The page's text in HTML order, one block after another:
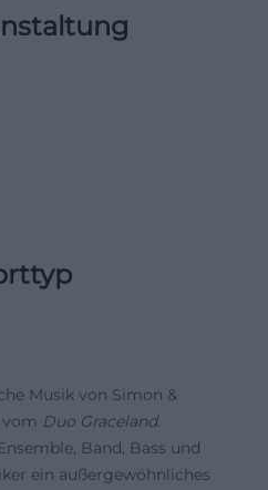
Musik von Simon &
Duo Graceland.
Band, Bass und
ein außergewöhnliches